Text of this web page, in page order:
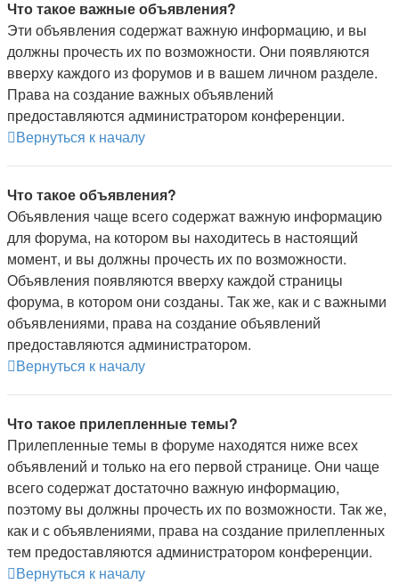
Что такое важные объявления?
Эти объявления содержат важную информацию, и вы
должны прочесть их по возможности. Они появляются
вверху каждого из форумов и в вашем личном разделе.
Права на создание важных объявлений
предоставляются администратором конференции.
Вернуться к началу
Что такое объявления?
Объявления чаще всего содержат важную информацию
для форума, на котором вы находитесь в настоящий
момент, и вы должны прочесть их по возможности.
Объявления появляются вверху каждой страницы
форума, в котором они созданы. Так же, как и с важными
объявлениями, права на создание объявлений
предоставляются администратором.
Вернуться к началу
Что такое прилепленные темы?
Прилепленные темы в форуме находятся ниже всех
объявлений и только на его первой странице. Они чаще
всего содержат достаточно важную информацию,
поэтому вы должны прочесть их по возможности. Так же,
как и с объявлениями, права на создание прилепленных
тем предоставляются администратором конференции.
Вернуться к началу